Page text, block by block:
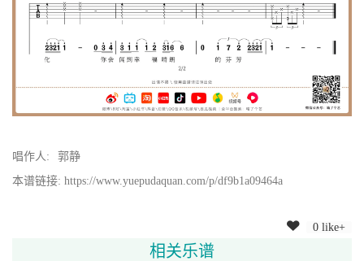
唱作人:
郭静
本谱链接: https://www.yuepudaquan.com/p/df9b1a09464a
0 like+
相关乐谱